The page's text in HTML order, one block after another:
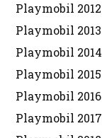
Playmobil 2012
Playmobil 2013
Playmobil 2014
Playmobil 2015
Playmobil 2016
Playmobil 2017